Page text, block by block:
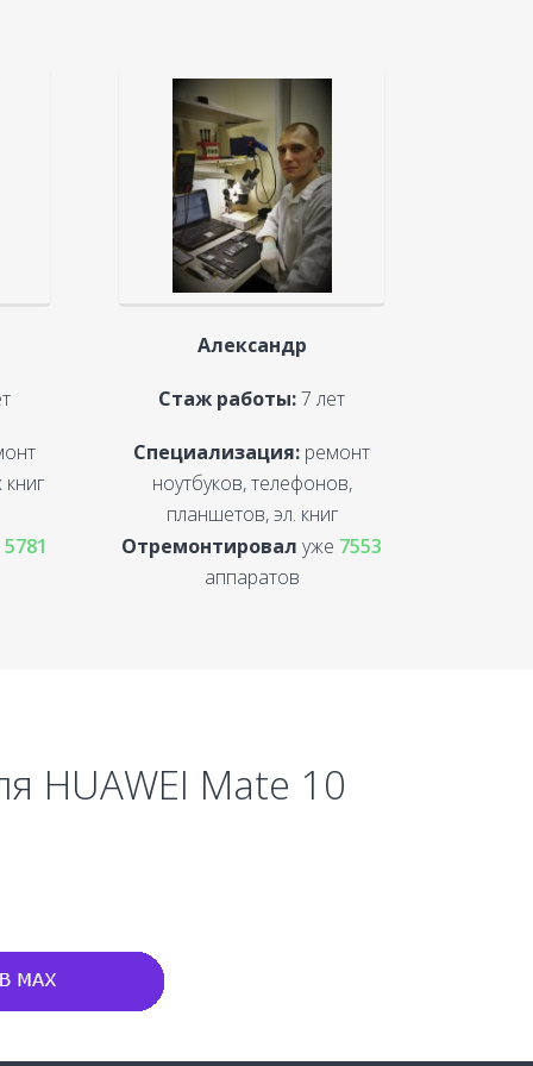
5781
Александр
Стаж работы:7 лет
Специализация: ремонт
ноутбуков, телефонов,
планшетов, эл. книг
Отремонтировалуже 7553
аппаратов
HUAWEI Mate 10